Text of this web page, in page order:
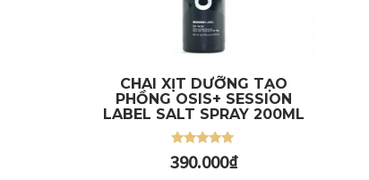
Thêm vào giỏ
CHAI XỊT DƯỠNG TẠO
PHỒNG OSIS+ SESSION
LABEL SALT SPRAY 200ML
Được xếp
hạng
390.000₫